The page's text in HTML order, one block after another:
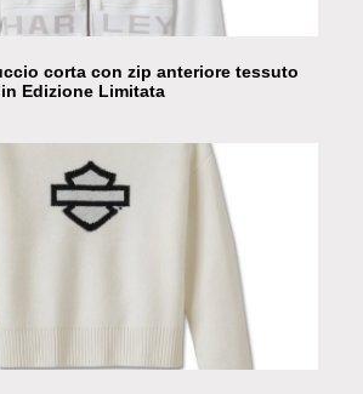
corta con zip anteriore tessuto
Edizione Limitata